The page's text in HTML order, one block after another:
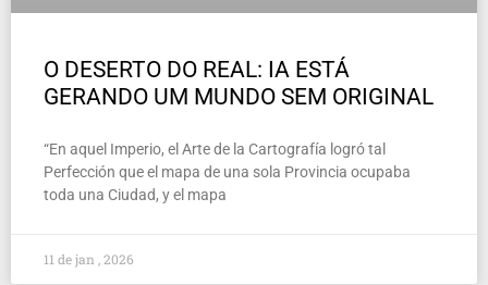
O DESERTO DO REAL: IA ESTÁ
GERANDO UM MUNDO SEM ORIGINAL
“En aquel Imperio, el Arte de la Cartografía logró tal
Perfección que el mapa de una sola Provincia ocupaba
toda una Ciudad, y el mapa
11 de jan , 2026